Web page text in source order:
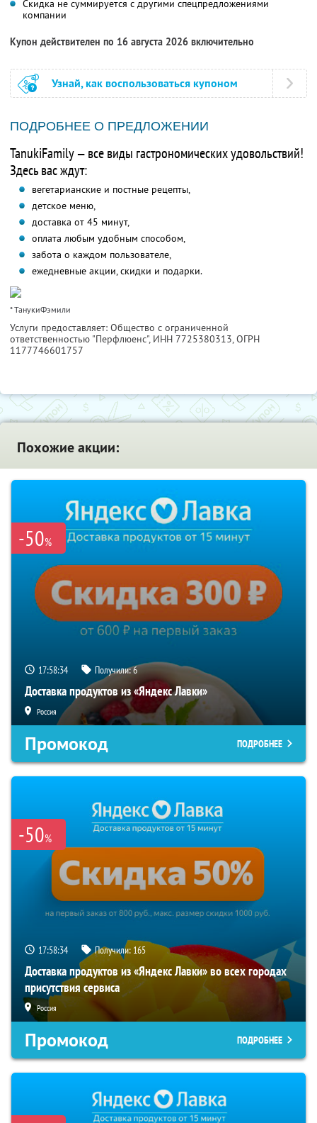
Скидка не суммируется с другими спецпредложениями
компании
Купон действителен по 16 августа 2026 включительно
Узнай, как воспользоваться купоном
ПОДРОБНЕЕ О ПРЕДЛОЖЕНИИ
TanukiFamily — все виды гастрономических удовольствий!
Здесь вас ждут:
вегетарианские и постные рецепты,
детское меню,
доставка от 45 минут,
оплата любым удобным способом,
забота о каждом пользователе,
ежедневные акции, скидки и подарки.
* ТанукиФэмили
Услуги предоставляет: Общество с ограниченной
ответственностью "Перфлюенс", ИНН 7725380313, ОГРН
1177746601757
Похожие акции:
-50%
17:58:33 Получили:6
Доставка продуктов из «Яндекс Лавки»
Россия
Промокод ПОДРОБНЕЕ
-50%
17:58:33 Получили: 165
Доставка продуктов из «Яндекс Лавки» во всех городах
присутствия сервиса
Россия
Промокод ПОДРОБНЕЕ